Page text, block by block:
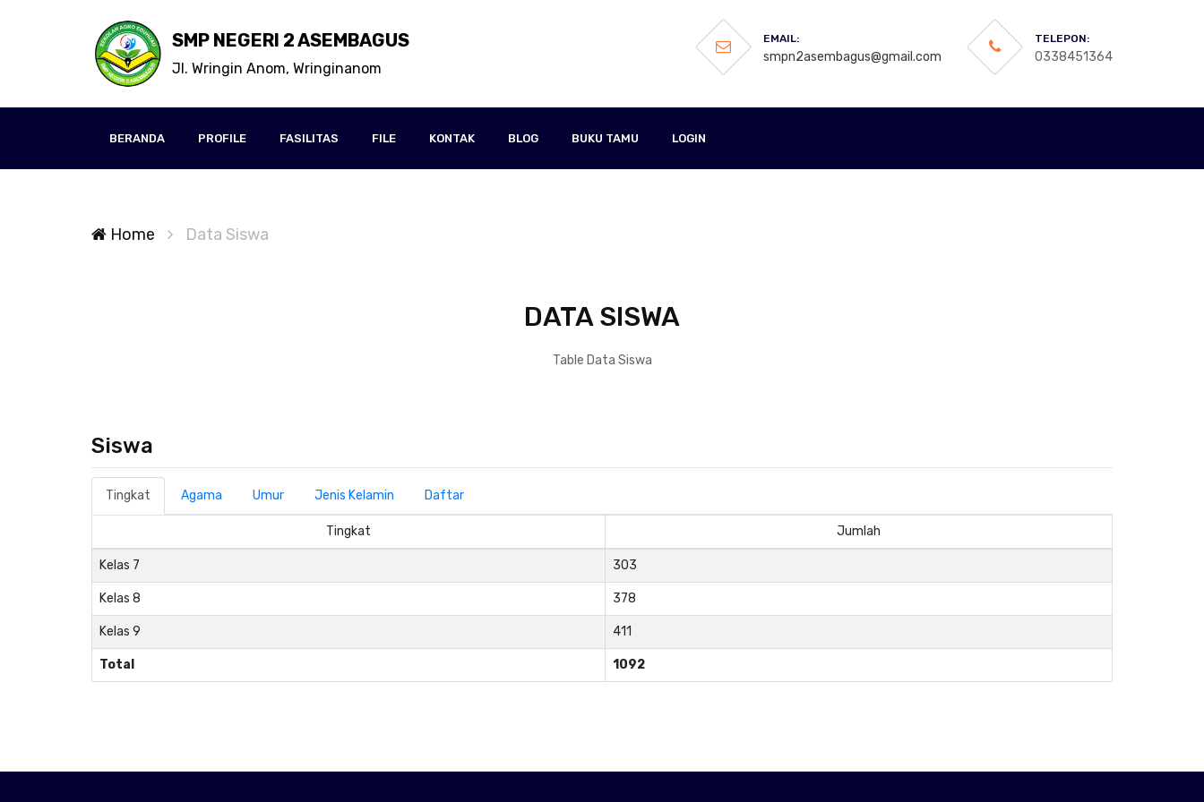
SMP NEGERI 2 ASEMBAGUS
Jl. Wringin Anom, Wringinanom
EMAIL:
smpn2asembagus@gmail.com
TELEPON:
0338451364
BERANDA PROFILE FASILITAS FILE KONTAK BLOG BUKU TAMU LOGIN
Home Data Siswa
DATA SISWA
Table Data Siswa
Siswa
Tingkat Agama Umur Jenis Kelamin Daftar
Tingkat Jumlah
Kelas 7 303
Kelas 8 378
Kelas 9 411
Total 1092